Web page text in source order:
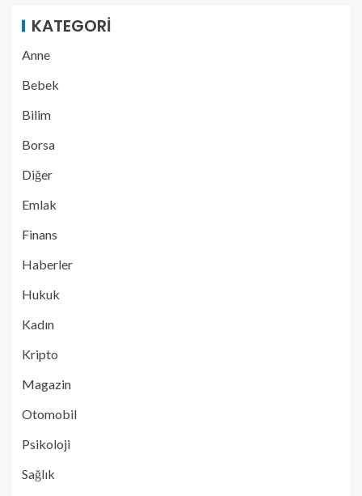
KATEGORI
Anne
Bebek
Bilim
Borsa
Diğer
Emlak
Finans
Haberler
Hukuk
Kadın
Kripto
Magazin
Otomobil
Psikoloji
Sağlık